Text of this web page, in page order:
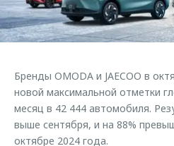
Страхование
Кредитный калькулятор
Одежда и сувениры
Оригинальные аксессуары
Запчасти
Клиентская поддержка
O&J Автоклуб
Приложение O&J
Аксессуары
Одежда и сувениры
Обратная связь
Бренды OMODA и JAECOO в
новой максимальной отметки
месяц в 42 444 автомобиля.
выше сентября, и на 88%
октябре 2024 года.